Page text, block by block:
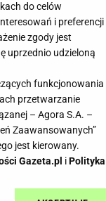
i
do celów
i preferencji
zgody jest
uprzednio udzieloną
funkcjonowania
przetwarzanie
– Agora S.A. –
Zaawansowanych”
jest kierowany.
Gazeta.pl iPolityka